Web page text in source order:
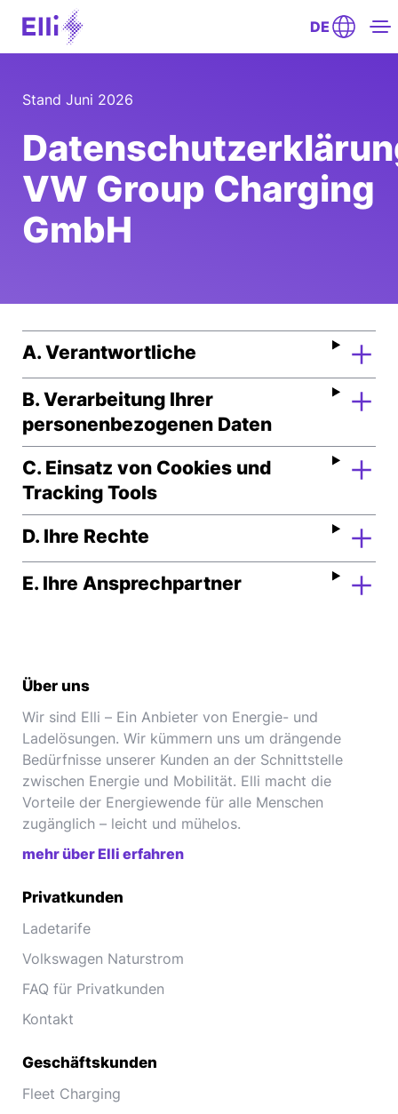
DE
Stand Juni 2026
VW Group Charging
GmbH
A. Verantwortliche
B. Verarbeitung Ihrer
personenbezogenen Daten
C. Einsatz von Cookies und
Tracking Tools
D. Ihre Rechte
E. Ihre Ansprechpartner
Über uns
Wir sind Elli – Ein Anbieter von Energie- und
Ladelösungen. Wir kümmern uns um drängende
Bedürfnisse unserer Kunden an der Schnittstelle
zwischen Energie und Mobilität. Elli macht die
Vorteile der Energiewende für alle Menschen
zugänglich – leicht und mühelos.
mehr über Elli erfahren
Privatkunden
Ladetarife
Volkswagen Naturstrom
FAQ für Privatkunden
Kontakt
Geschäftskunden
Fleet Charging